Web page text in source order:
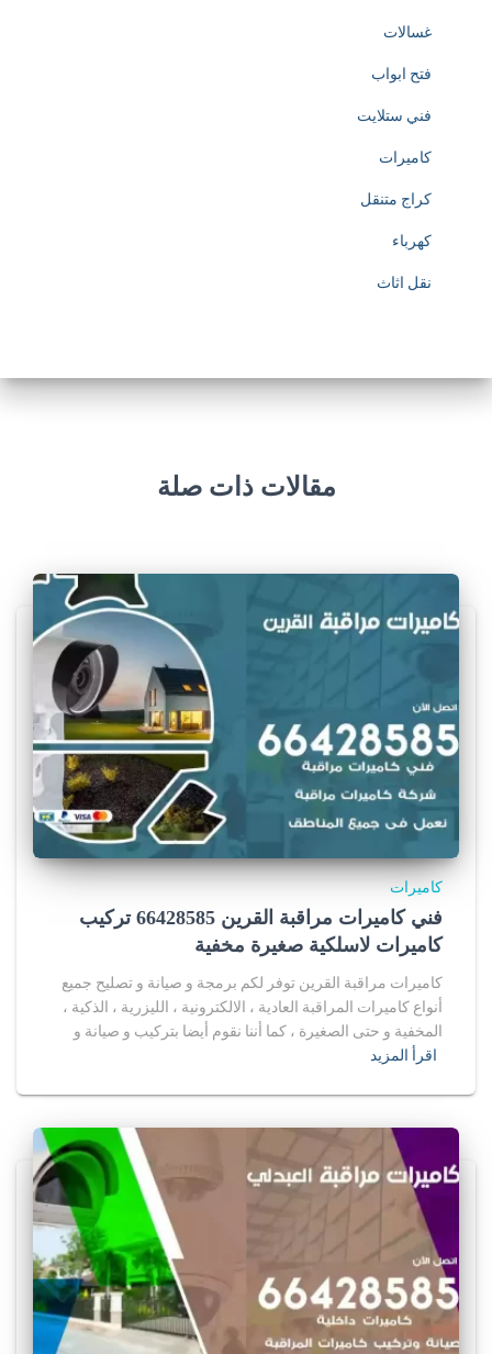
غسالات
فتح ابواب
فني ستلايت
كاميرات
كراج متنقل
كهرباء
نقل اثاث
مقالات ذات صلة
كاميرات
فني كاميرات مراقبة القرين 66428585 تركيب
كاميرات لاسلكية صغيرة مخفية
كاميرات مراقبة القرين توفر لكم برمجة و صيانة و تصليح جميع
أنواع كاميرات المراقبة العادية ، الالكترونية ، الليزرية ، الذكية ،
المخفية و حتى الصغيرة ، كما أننا نقوم أيضا بتركيب و صيانة و
اقرأ المزيد